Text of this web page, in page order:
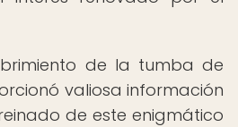
de la tumba de
valiosa información
de este enigmático